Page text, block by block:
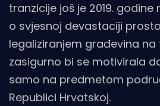
tranzicije još je 2019.
o svjesnoj devastaciji
legaliziranjem građevina na
zasigurno bi se motivirala
samo na predmetom
Republici Hrvatskoj.